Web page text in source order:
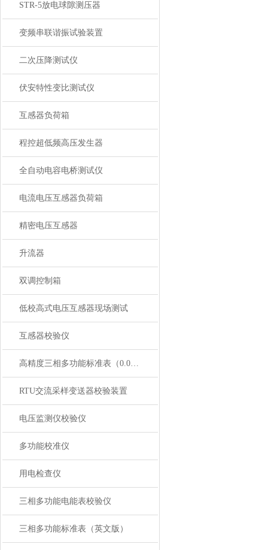
STR-5放电球隙测压器
变频串联谐振试验装置
二次压降测试仪
伏安特性变比测试仪
互感器负荷箱
程控超低频高压发生器
全自动电容电桥测试仪
电流电压互感器负荷箱
精密电压互感器
升流器
双调控制箱
低校高式电压互感器现场测试
互感器校验仪
高精度三相多功能标准表（0.02级）
RTU交流采样变送器校验装置
电压监测仪校验仪
多功能校准仪
用电检查仪
三相多功能电能表校验仪
三相多功能标准表（英文版）